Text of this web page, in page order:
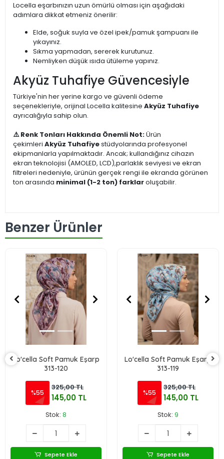
Locella eşarbınızın uzun ömürlü olması için aşağıdaki
adımlara dikkat etmeniz önerilir:
Elde, soğuk suyla ve özel ipek/pamuk şampuanı ile
yıkayınız.
Sıkma yapmadan, sererek kurutunuz.
Nemliyken düşük ısıda ütüleme yapınız.
Akyüz Tuhafiye Güvencesiyle
Türkiye'nin her yerine kargo ve güvenli ödeme
seçenekleriyle, orijinal Locella kalitesine Akyüz Tuhafiye
ayrıcalığıyla sahip olun.
⚠️ Renk Tonları Hakkında Önemli Not:Ürün
çekimleri Akyüz Tuhafiyestüdyolarında profesyonel
ekipmanlarla yapılmaktadır. Ancak; kullandığınız cihazın
ekran teknolojisi (AMOLED, LCD),parlaklık seviyesi ve ekran
filtreleri nedeniyle, ürünün gerçek rengi ile ekranda görünen
ton arasında minimal (1-2 ton) farklaroluşabilir.
Benzer Ürünler
Lo'cella Soft Pamuk Eşarp
313-120
%55
325,00 TL
145,00 TL
Stok: 8
Sepete Ekle
Lo'cella Soft Pamuk Eşarp
313-119
%55
325,00 TL
145,00 TL
Stok: 9
Sepete Ekle